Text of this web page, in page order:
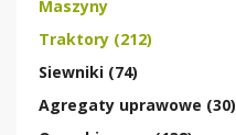
Maszyny
Traktory (212)
Siewniki (74)
Agregaty uprawowe (30)